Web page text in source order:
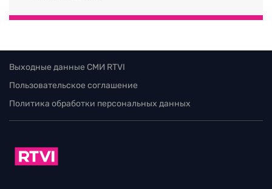
Выходные данные СМИ RTVI
Пользовательское соглашение
Политика обработки персональных данных